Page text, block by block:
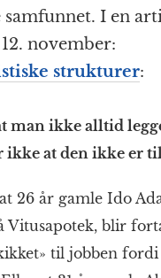
samfunnet. I en
november:
strukturer:
man ikke alltid
ikke at den ikke er
26 år gamle Ido
Vitusapotek, blir
til jobben